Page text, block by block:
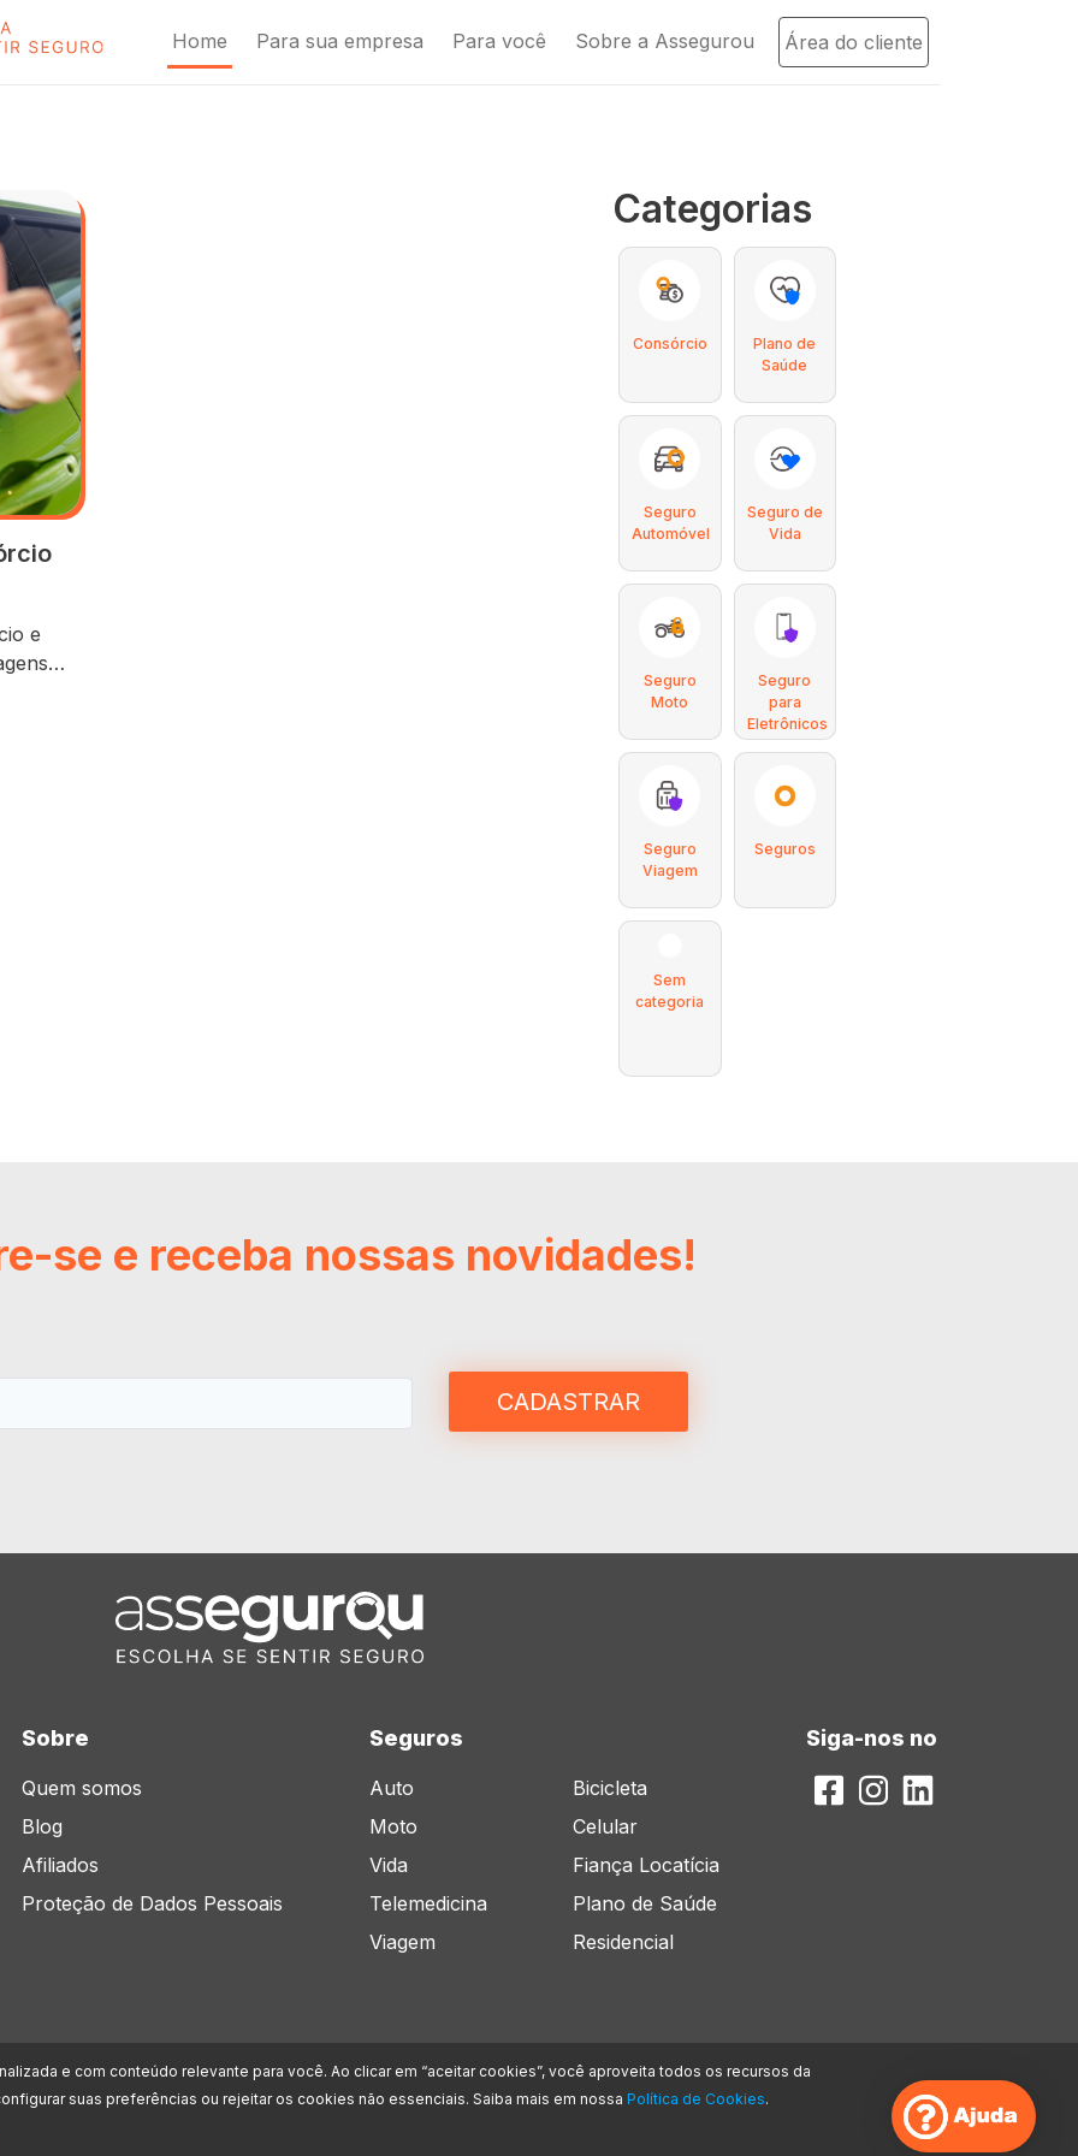
Home Para sua empresa Para você Sobre a Assegurou Área do cliente
e
Categorias
Consórcio
Plano de
Saúde
Seguro
Automóvel
Seguro de
Vida
Seguro
Moto
Seguro
para
Eletrônicos
Seguro
Viagem
Seguros
Sem
categoria
se e receba nossas novidades!
CADASTRAR
Sobre
Quem somos
Blog
Afiliados
Proteção de Dados Pessoais
Seguros
Auto
Moto
Vida
Telemedicina
Viagem
Bicicleta
Celular
Fiança Locatícia
Plano de Saúde
Residencial
Siga-nos no
nº 39.566.916/0001-49, com sede na Av. Marcos Penteado de Ulhoa Rodrigues, 939 - 8° andar Torre Jacarandá | Barueri – SP | CEP: 06460-040. Encontra-se
e com conteúdo relevante para você. Ao clicar em “aceitar cookies”, você aproveita todos os recursos da
suas preferências ou rejeitar os cookies não essenciais. Saiba mais em nossa Política de Cookies.